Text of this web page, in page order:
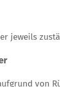
jeweils
von